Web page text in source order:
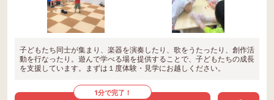
子どもたち同士が集まり、楽器を演奏したり、歌をうたったり、創作活
動を行なったり。遊んで学べる場を提供することで、子どもたちの成長
を支援しています。まずは１度体験・見学にお越しください。
1分で完了！